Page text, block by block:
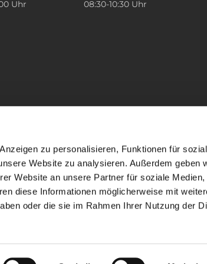
zu personalisieren, Funktionen für
Website zu analysieren. Außerdem geben
Website an unsere Partner für soziale Medien,
diese Informationen möglicherweise mit
oder die sie im Rahmen Ihrer Nutzung der
Uhr
08:30-10:30 Uhr
ChurchDesk-